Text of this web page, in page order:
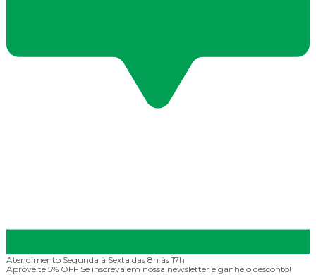
Atendimento Segunda à Sexta das 8h às 17h
Aproveite 5% OFF Se inscreva em nossa newsletter e ganhe o desconto!